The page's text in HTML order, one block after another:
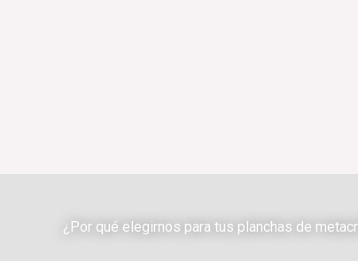
¿Por qué elegirnos para tus planchas de